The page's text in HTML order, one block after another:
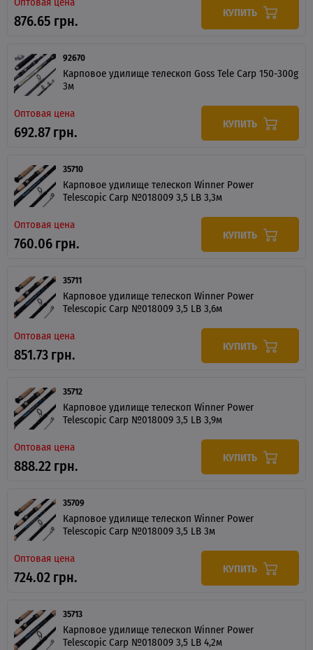
876.65 грн. КУПИТЬ
92670
Карповое удилище телескоп Goss Tele Carp 150-300g
3м
Оптовая цена
692.87 грн. КУПИТЬ
35710
Карповое удилище телескоп Winner Power
Telescopic Carp №018009 3,5 LB 3,3м
Оптовая цена
760.06 грн. КУПИТЬ
35711
Карповое удилище телескоп Winner Power
Telescopic Carp №018009 3,5 LB 3,6м
Оптовая цена
851.73 грн. КУПИТЬ
35712
Карповое удилище телескоп Winner Power
Telescopic Carp №018009 3,5 LB 3,9м
Оптовая цена
888.22 грн. КУПИТЬ
35709
Карповое удилище телескоп Winner Power
Telescopic Carp №018009 3,5 LB 3м
Оптовая цена
724.02 грн. КУПИТЬ
35713
Карповое удилище телескоп Winner Power
Telescopic Carp №018009 3,5 LB 4,2м